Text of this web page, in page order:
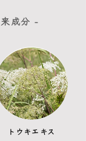
成分 -
​トウキエキス